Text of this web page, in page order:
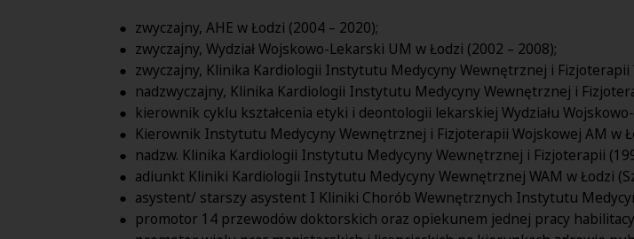
zwyczajny, AHE w Łodzi (2004 – 2020);
zwyczajny, Wydział Wojskowo-Lekarski UM w Łodzi (2002 – 2008);
zwyczajny, Klinika Kardiologii Instytutu Medycyny Wewnętrznej i Fizjoterapii
nadzwyczajny, Klinika Kardiologii Instytutu Medycyny Wewnętrznej i
kierownik cyklu kształcenia etyki i deontologii lekarskiej Wydziału
Kierownik Instytutu Medycyny Wewnętrznej i Fizjoterapii Wojskowej AM w
nadzw. Klinika Kardiologii Instytutu Medycyny Wewnętrznej i Fizjoterapii
adiunkt Kliniki Kardiologii Instytutu Medycyny Wewnętrznej WAM w Łodzi
asystent/ starszy asystent I Kliniki Chorób Wewnętrznych Instytutu
promotor 14 przewodów doktorskich oraz opiekunem jednej pracy